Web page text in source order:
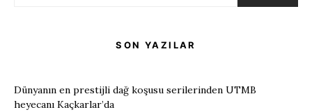
SON YAZILAR
Dünyanın en prestijli dağ koşusu serilerinden UTMB
heyecanı Kaçkarlar’da